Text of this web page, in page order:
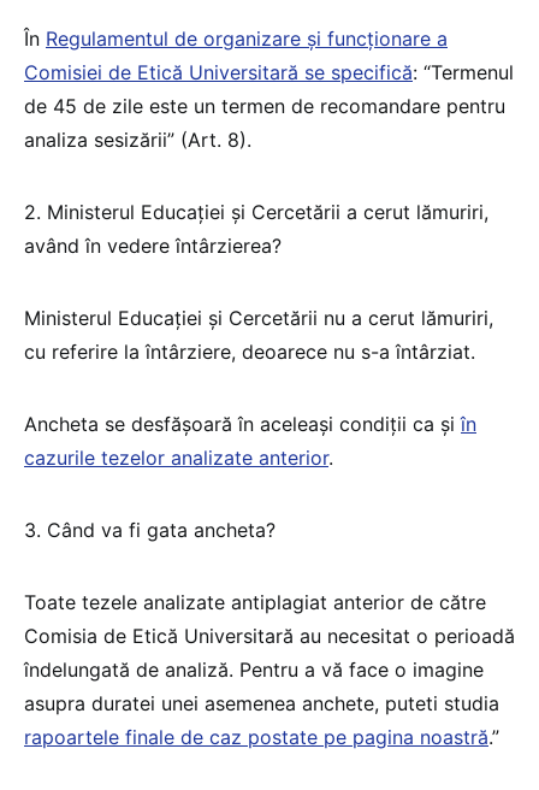
În Regulamentul de organizare și funcționare a
Comisiei de Etică Universitară se specifică: “Termenul
de 45 de zile este un termen de recomandare pentru
analiza sesizării” (Art. 8).
2. Ministerul Educației și Cercetării a cerut lămuriri,
având în vedere întârzierea?
Ministerul Educației și Cercetării nu a cerut lămuriri,
cu referire la întârziere, deoarece nu s-a întârziat.
Ancheta se desfășoară în aceleași condiții ca șiîn
cazurile tezelor analizate anterior.
3. Când va fi gata ancheta?
Toate tezele analizate antiplagiat anterior de către
Comisia de Etică Universitară au necesitat o perioadă
îndelungată de analiză. Pentru a vă face o imagine
asupra duratei unei asemenea anchete, puteti studia
rapoartele finale de caz postate pe pagina noastră.”